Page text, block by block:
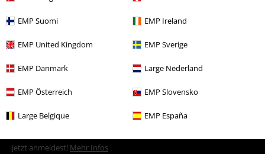
EMP Suomi EMP Ireland
EMP United Kingdom EMP Sverige
EMP Danmark Large Nederland
EMP Österreich EMP Slovensko
Large Belgique EMP España
E-Mail Newsletter
jetzt anmeldest! Mehr Infos